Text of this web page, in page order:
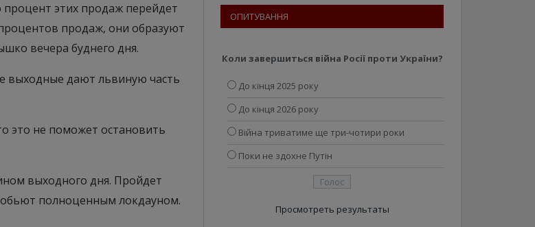
этих продаж перейдет
продаж, они образуют
вечера буднего дня.
выходные дают львиную часть
это не поможет остановить
выходного дня. Пройдет
полноценным локдауном.
ОПИТУВАННЯ
Коли завершиться війна Росії проти України?
До кінця 2025 року
До кінця 2026 року
Війна триватиме ще три-чотири роки
Поки не здохне Путін
Просмотреть результаты